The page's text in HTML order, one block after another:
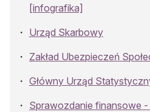
[infografika]
Urząd Skarbowy
Zakład Ubezpieczeń
Główny Urząd
Sprawozdanie finansowe